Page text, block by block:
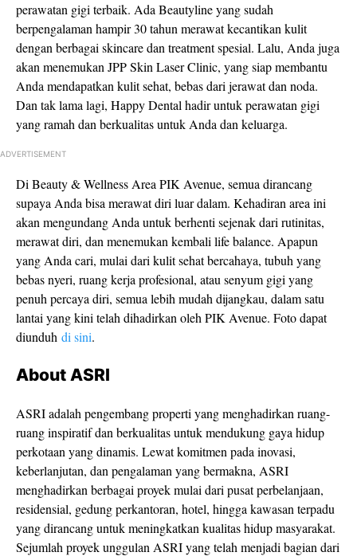
perawatan gigi terbaik. Ada Beautyline yang sudah
berpengalaman hampir 30 tahun merawat kecantikan kulit
dengan berbagai skincare dan treatment spesial. Lalu, Anda juga
akan menemukan JPP Skin Laser Clinic, yang siap membantu
Anda mendapatkan kulit sehat, bebas dari jerawat dan noda.
Dan tak lama lagi, Happy Dental hadir untuk perawatan gigi
yang ramah dan berkualitas untuk Anda dan keluarga.
ADVERTISEMENT
Di Beauty & Wellness Area PIK Avenue, semua dirancang
supaya Anda bisa merawat diri luar dalam. Kehadiran area ini
akan mengundang Anda untuk berhenti sejenak dari rutinitas,
merawat diri, dan menemukan kembali life balance. Apapun
yang Anda cari, mulai dari kulit sehat bercahaya, tubuh yang
bebas nyeri, ruang kerja profesional, atau senyum gigi yang
penuh percaya diri, semua lebih mudah dijangkau, dalam satu
lantai yang kini telah dihadirkan oleh PIK Avenue. Foto dapat
diunduh di sini.
About ASRI
ASRI adalah pengembang properti yang menghadirkan ruang-
ruang inspiratif dan berkualitas untuk mendukung gaya hidup
perkotaan yang dinamis. Lewat komitmen pada inovasi,
keberlanjutan, dan pengalaman yang bermakna, ASRI
menghadirkan berbagai proyek mulai dari pusat perbelanjaan,
residensial, gedung perkantoran, hotel, hingga kawasan terpadu
yang dirancang untuk meningkatkan kualitas hidup masyarakat.
Sejumlah proyek unggulan ASRI yang telah menjadi bagian dari